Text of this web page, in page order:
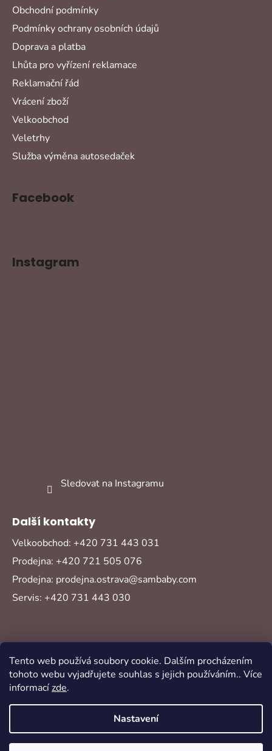
Tento web používá soubory cookie. Dalším procházením
tohoto webu vyjadřujete souhlas s jejich používáním.. Více
informacízde.
Nastavení
Obchodní podmínky
Podmínky ochrany osobních údajů
Doprava a platba
Lhůta pro vyřízení reklamace
Reklamační řád
Vrácení zboží
Velkoobchod
Veletrhy
Služba výměna autosedaček
Facebook
Instagram
Sledovat na Instagramu
Další kontakty
Velkoobchod: +420 731 443 031
Prodejna: +420 721 505 076
Prodejna: prodejna.ostrava@sambaby.com
Servis: +420 731 443 030
Vytvořil Shoptet
Copyright 2026Sambaby